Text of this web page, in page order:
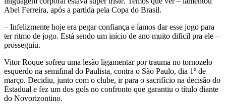
Abel Ferreira, após a partida pela Copa do Brasil.
– Infelizmente hoje era pegar confiança e íamos dar esse jogo para
ter ritmo de jogo. Está sendo um início de ano muito difícil pra ele –
prosseguiu.
Vitor Roque sofreu uma lesão ligamentar por trauma no tornozelo
esquerdo na semifinal do Paulista, contra o São Paulo, dia 1º de
março. Decidiu, junto com o clube, ir para o sacrifício na decisão do
Estadual e fez um dos gols no confronto que garantiu o título diante
do Novorizontino.